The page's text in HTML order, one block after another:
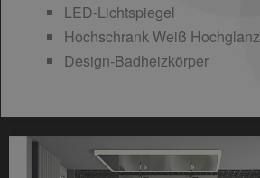
LED-Lichtspiegel
Hochschrank Weiß Hochglanz
Design-Badheizkörper